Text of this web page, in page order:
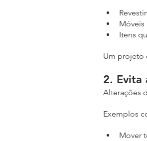
Itens
Um projeto
2. Evita
Alterações
Exemplos
Mover